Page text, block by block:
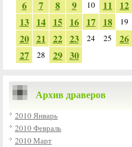
6 7 8 9 10 11
12
13 14 15 16 17 18 19
20 21 22 23 24 25
26
27
28 29 30
Архив драверов
2010 Январь
2010 Февраль
2010 Март